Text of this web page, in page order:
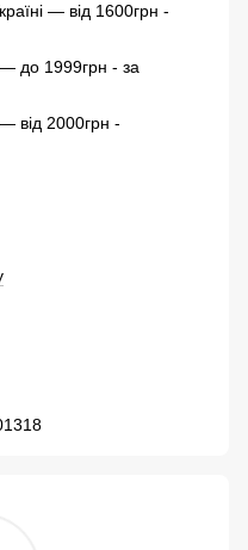
— від 1600грн -
— до 1999грн - за
від 2000грн -